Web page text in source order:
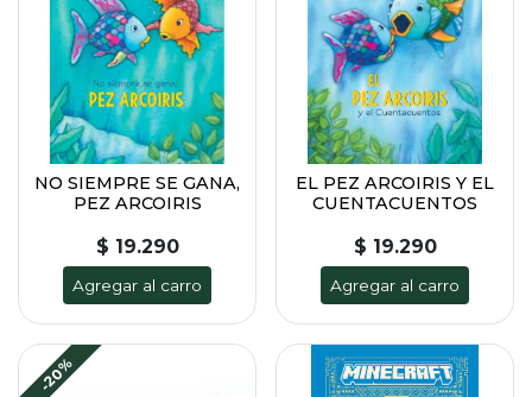
NO SIEMPRE SE GANA,
PEZ ARCOIRIS
$ 19.290
Agregar al carro
EL PEZ ARCOIRIS Y EL
CUENTACUENTOS
$ 19.290
Agregar al carro
-20%